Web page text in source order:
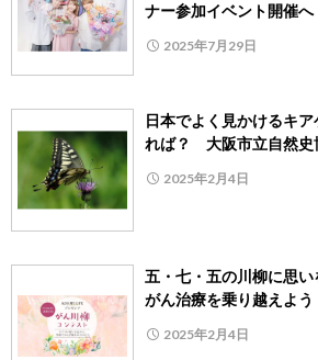
ナー参加イベント開催へ
2025年7月29日
日本でよく見かけるキ
れば？ 大阪市立自然史
2025年2月4日
五・七・五の川柳に思
がん治療を乗り越えよう
2025年2月4日